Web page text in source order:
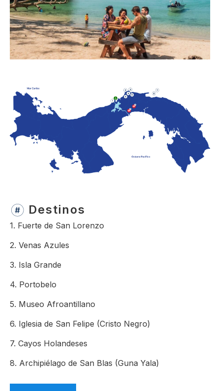
Destinos
1. Fuerte de San Lorenzo
2. Venas Azules
3. Isla Grande
4. Portobelo
5. Museo Afroantillano
6. Iglesia de San Felipe (Cristo Negro)
7. Cayos Holandeses
8. Archipiélago de San Blas (Guna Yala)